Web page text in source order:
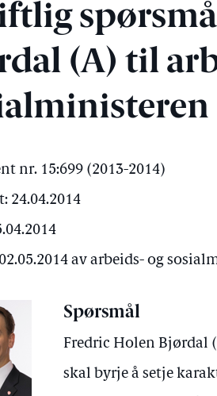
(A) til
nr. 15:699 (2013-2014)
24.04.2014
av arbeids- og
Spørsmål
Fredric Holen Bjørdal
skal byrje å setje